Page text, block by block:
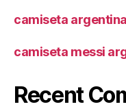
camiseta
camiseta messi
Recent